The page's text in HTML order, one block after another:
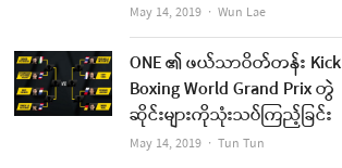
May 14, 2019 Author
Wun Lae
ONE ၏ ဖယ်သာဝိတ်တန်း Kick
Boxing World Grand Prix တွဲ
ဆိုင်းများကိုသုံးသပ်ကြည့်ခြင်း
May 14, 2019 Author
Tun Tun